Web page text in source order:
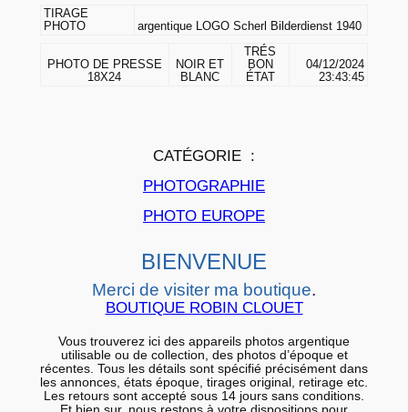
G
E
P
u
e
TIRAGE
PHOTO
argentique LOGO Scherl Bilderdienst 1940
PHOTO DE PRESSE
18X24
NOIR ET
BLANC
TRÉS
BON
ÉTAT
04/12/2024
23:43:45
CATÉGORIE :
PHOTOGRAPHIE
PHOTO EUROPE
BIENVENUE
Merci de visiter ma boutique.
BOUTIQUE ROBIN CLOUET
Vous trouverez ici des appareils photos argentique
utilisable ou de collection, des photos d’époque et
récentes. Tous les détails sont spécifié précisément dans
les annonces, états époque, tirages original, retirage etc.
Les retours sont accepté sous 14 jours sans conditions.